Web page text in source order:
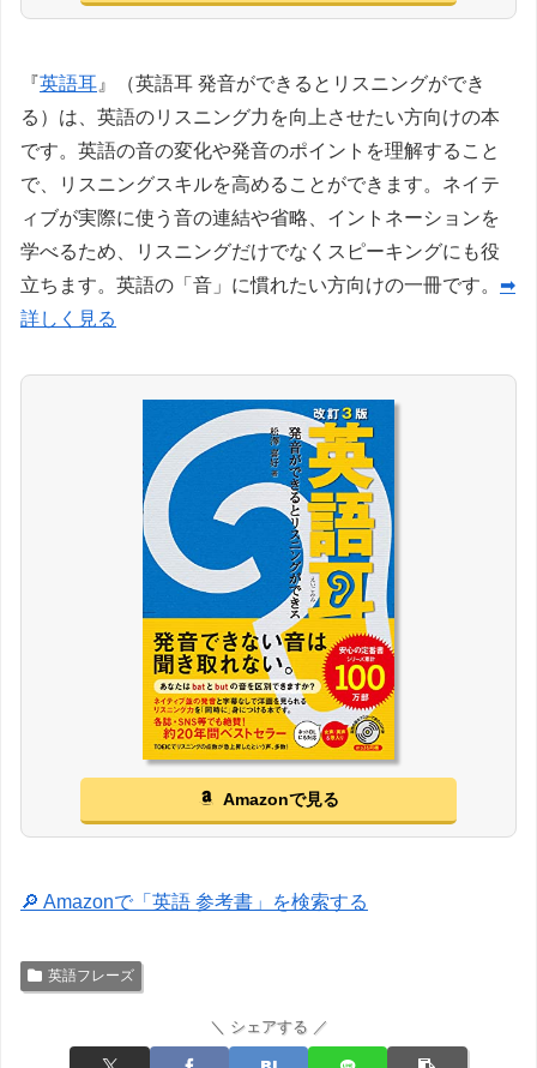
『英語耳 』（英語耳 発音ができるとリスニングができ
る）は、英語のリスニング力を向上させたい方向けの本
です。英語の音の変化や発音のポイントを理解すること
で、リスニングスキルを高めることができます。ネイテ
ィブが実際に使う音の連結や省略、イントネーションを
学べるため、リスニングだけでなくスピーキングにも役
立ちます。英語の「音」に慣れたい方向けの一冊です。 ➡
詳しく見る
Amazonで見る
🔎 Amazonで「英語 参考書」を検索する
英語フレーズ
＼ シェアする ／